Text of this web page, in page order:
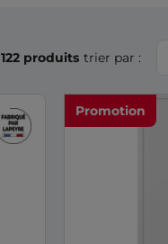
122 produits trier par :
Promotion